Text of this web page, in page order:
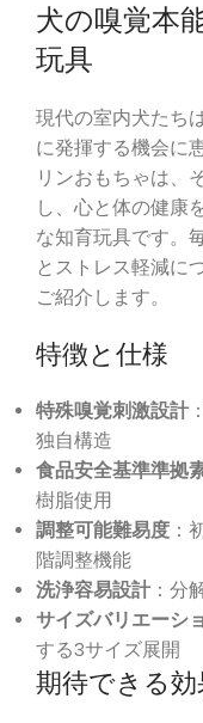
犬の嗅覚本
玩具
現代の室内犬たち
に発揮する機会に
リンおもちゃは、
し、心と体の健康
な知育玩具です。
とストレス軽減に
ご紹介します。
特徴と仕様
特殊嗅覚刺激設計
独自構造
食品安全基準準拠
樹脂使用
調整可能難易度 ：
階調整機能
洗浄容易設計 ：分
サイズバリエーシ
する3サイズ展開
期待できる